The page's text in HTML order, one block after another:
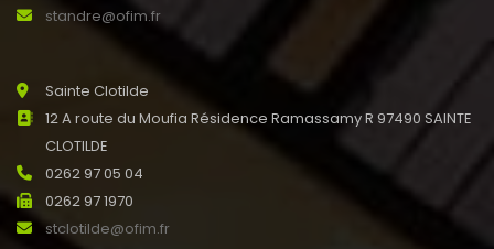
standre@ofim.fr
Sainte Clotilde
12 A route du Moufia Résidence Ramassamy R 97490 SAINTE
CLOTILDE
0262 97 05 04
0262 97 1970
stclotilde@ofim.fr